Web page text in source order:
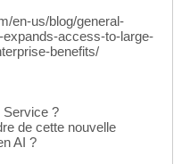
en-us/blog/general-
access-to-large-
benefits/
Service ?
de cette nouvelle
AI ?